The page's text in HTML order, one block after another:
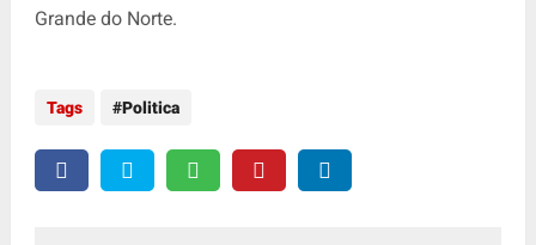
Grande do Norte.
Tags Politica